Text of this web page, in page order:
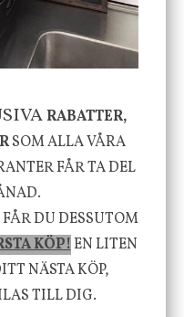
Ostron,
kr
INFO
och
ditt hem! Med
RABATTER,
SOM ALLA VÅRA
FÅR TA DEL
DU DESSUTOM
KÖP!EN LITEN
NÄSTA KÖP,
TILL DIG.